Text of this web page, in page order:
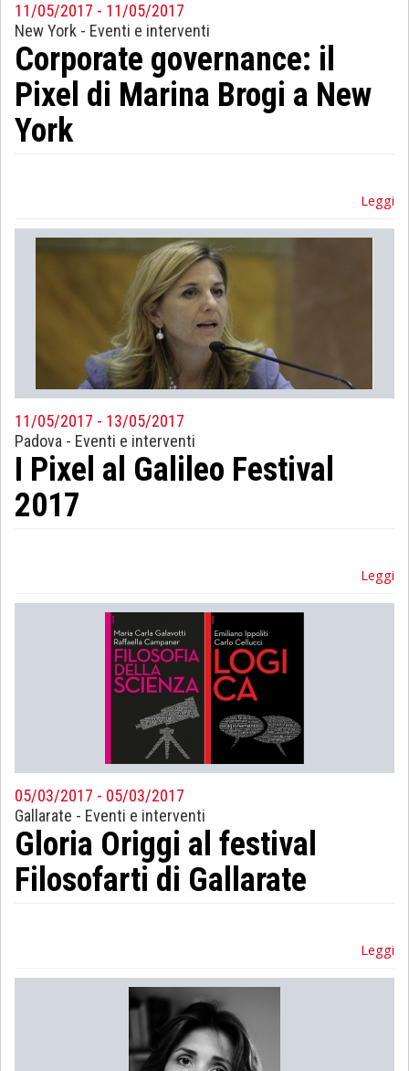
11/05/2017 - 11/05/2017
New York - Eventi e interventi
Corporate governance: il
Pixel di Marina Brogi a New
York
Leggi
11/05/2017 - 13/05/2017
Padova - Eventi e interventi
I Pixel al Galileo Festival
2017
Leggi
05/03/2017 - 05/03/2017
Gallarate - Eventi e interventi
Gloria Origgi al festival
Filosofarti di Gallarate
Leggi